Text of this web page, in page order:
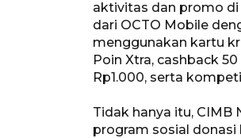
aktivitas dan promo di
dari OCTO Mobile
menggunakan kartu
Poin Xtra, cashback
Rp1.000, serta
Tidak hanya itu,
program sosial donasi